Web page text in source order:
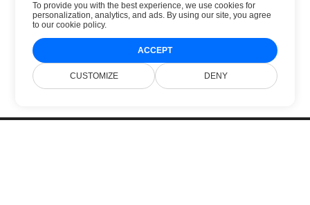
To provide you with the best experience, we use cookies for
personalization, analytics, and ads. By using our site, you agree
toour cookie policy.
ACCEPT
CUSTOMIZE DENY